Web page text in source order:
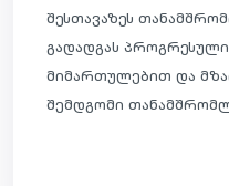
შესთავაზეს
გადადგას
მიმართულებით და
შემდგომი